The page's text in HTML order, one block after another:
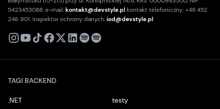
5423453088. e-mail:kontakt@devstyle.plkontakt telefoniczny: +48 452
246 901. Inspektor ochrony danych:iod@devstyle.pl
X
TAGI BACKEND
.NET
testy